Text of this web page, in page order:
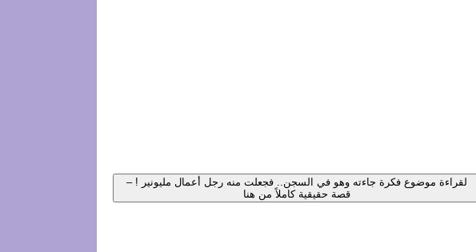
لقراءة موضوع فكرة جاءته وهو في السجن.. فجعلت منه رجل أعمال مليونير ! –
قصة حقيقية كاملاً من هنا